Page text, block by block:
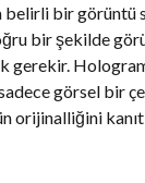
belirli bir görüntü
bir şekilde
gerekir.
görsel bir
orijinalliğini